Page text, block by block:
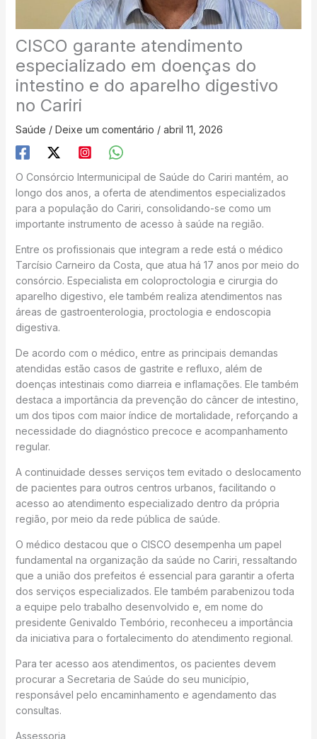
CISCO garante atendimento
especializado em doenças do
intestino e do aparelho digestivo
no Cariri
Saúde / Deixe um comentário / abril 11, 2026
O Consórcio Intermunicipal de Saúde do Cariri mantém, ao
longo dos anos, a oferta de atendimentos especializados
para a população do Cariri, consolidando-se como um
importante instrumento de acesso à saúde na região.
Entre os profissionais que integram a rede está o médico
Tarcísio Carneiro da Costa, que atua há 17 anos por meio do
consórcio. Especialista em coloproctologia e cirurgia do
aparelho digestivo, ele também realiza atendimentos nas
áreas de gastroenterologia, proctologia e endoscopia
digestiva.
De acordo com o médico, entre as principais demandas
atendidas estão casos de gastrite e refluxo, além de
doenças intestinais como diarreia e inflamações. Ele também
destaca a importância da prevenção do câncer de intestino,
um dos tipos com maior índice de mortalidade, reforçando a
necessidade do diagnóstico precoce e acompanhamento
regular.
A continuidade desses serviços tem evitado o deslocamento
de pacientes para outros centros urbanos, facilitando o
acesso ao atendimento especializado dentro da própria
região, por meio da rede pública de saúde.
O médico destacou que o CISCO desempenha um papel
fundamental na organização da saúde no Cariri, ressaltando
que a união dos prefeitos é essencial para garantir a oferta
dos serviços especializados. Ele também parabenizou toda
a equipe pelo trabalho desenvolvido e, em nome do
presidente Genivaldo Tembório, reconheceu a importância
da iniciativa para o fortalecimento do atendimento regional.
Para ter acesso aos atendimentos, os pacientes devem
procurar a Secretaria de Saúde do seu município,
responsável pelo encaminhamento e agendamento das
consultas.
Assessoria